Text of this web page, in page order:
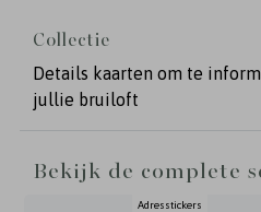
Collectie
Details kaarten om te
jullie bruiloft
Bekijk de complete
Adresstickers